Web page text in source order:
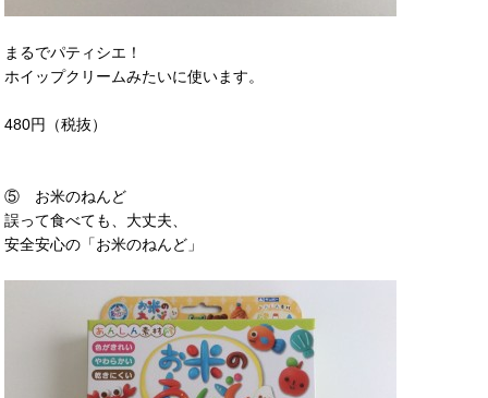
まるでパティシエ！
ホイップクリームみたいに使います。
480円（税抜）
⑤ お米のねんど
誤って食べても、大丈夫、
安全安心の「お米のねんど」